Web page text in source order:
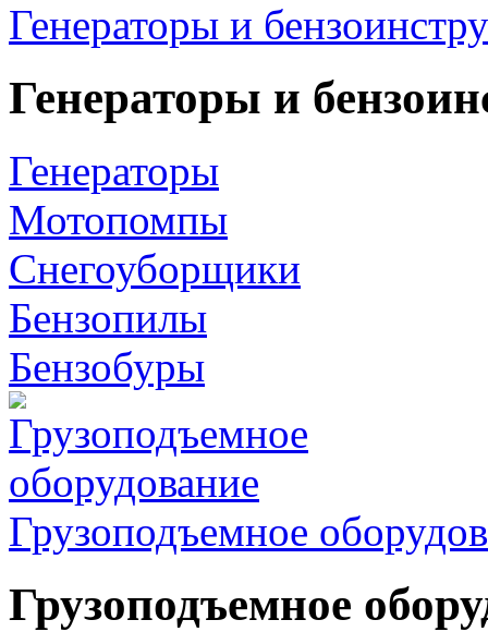
Генераторы и
Генераторы и
Генераторы
Мотопомпы
Снегоуборщики
Бензопилы
Бензобуры
Грузоподъемное
Грузоподъемное